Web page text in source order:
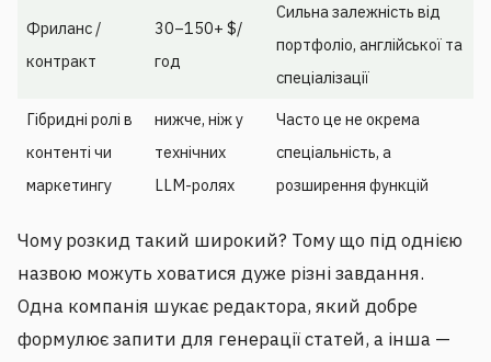
Фриланс /
контракт
30–150+ $/
год
Сильна залежність від
портфоліо, англійської та
спеціалізації
Гібридні ролі в
контенті чи
маркетингу
нижче, ніж у
технічних
LLM-ролях
Часто це не окрема
спеціальність, а
розширення функцій
Чому розкид такий широкий? Тому що під однією
назвою можуть ховатися дуже різні завдання.
Одна компанія шукає редактора, який добре
формулює запити для генерації статей, а інша —